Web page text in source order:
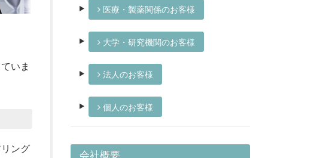
いま
ング
医療・製薬関係のお客様
大学・研究機関のお客様
法人のお客様
個人のお客様
会社概要